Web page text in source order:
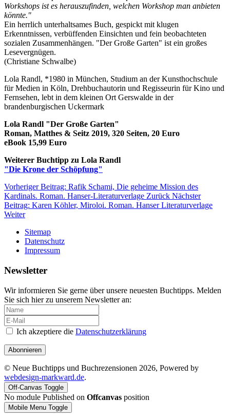
Workshops ist es herauszufinden, welchen Workshop man anbieten
könnte."
Ein herrlich unterhaltsames Buch, gespickt mit klugen
Erkenntnissen, verbüffenden Einsichten und fein beobachteten
sozialen Zusammenhängen. "Der Große Garten" ist ein großes
Lesevergnügen.
(Christiane Schwalbe)
Lola Randl, *1980 in München, Studium an der Kunsthochschule
für Medien in Köln, Drehbuchautorin und Regisseurin für Kino und
Fernsehen, lebt in dem kleinen Ort Gerswalde in der
brandenburgischen Uckermark
Lola Randl "Der Große Garten"
Roman, Matthes & Seitz 2019, 320 Seiten, 20 Euro
eBook 15,99 Euro
Weiterer Buchtipp zu Lola Randl
"Die Krone der Schöpfung"
Vorheriger Beitrag: Rafik Schami, Die geheime Mission des
Kardinals. Roman. Hanser-Literaturverlage Zurück Nächster
Beitrag: Karen Köhler, Miroloi. Roman. Hanser Literaturverlage
Weiter
Sitemap
Datenschutz
Impressum
Newsletter
Wir informieren Sie gerne über unsere neuesten Buchtipps. Melden
Sie sich hier zu unserem Newsletter an:
Ich akzeptiere die Datenschutzerklärung
Abonnieren
© Neue Buchtipps und Buchrezensionen 2026, Powered by
webdesign-markward.de.
Off-Canvas Toggle
No module Published on Offcanvas position
Mobile Menu Toggle